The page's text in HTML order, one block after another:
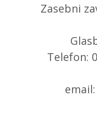
Zasebni
Telefon:
email: